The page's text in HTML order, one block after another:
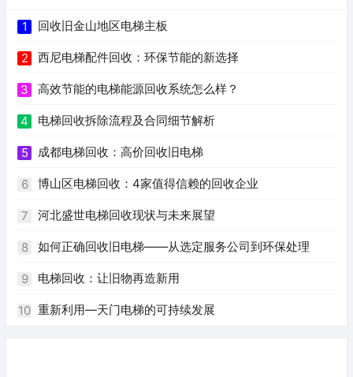
1 回收旧金山地区电梯主板
2 西尼电梯配件回收：环保节能的新选择
3 高效节能的电梯能源回收系统怎么样？
4 电梯回收拆除流程及合同细节解析
5 成都电梯回收：高价回收旧电梯
6 博山区电梯回收：4家值得信赖的回收企业
7 河北盛世电梯回收现状与未来展望
8 如何正确回收旧电梯——从选定服务公司到环保处理
9 电梯回收：让旧物再造新用
10 重新利用—天门电梯的可持续发展